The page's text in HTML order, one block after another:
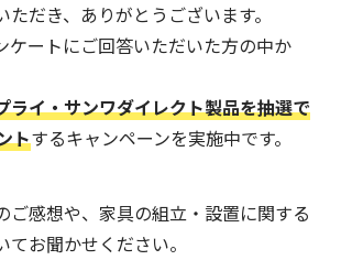
ただき、ありがとうございます。
ケートにご回答いただいた方の中か
ライ・サンワダイレクト製品を抽選で
トするキャンペーンを実施中です。
ご感想や、家具の組立・設置に関する
お聞かせください。